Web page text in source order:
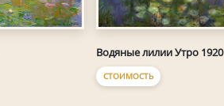
Водяные лилии Утро 1920
СТОИМОСТЬ